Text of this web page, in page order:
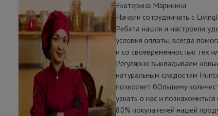
Екатерина Маринина
Начали сотрудничать с
Ребята нашли и настроили
условия оплаты, всегда
и со своевременностью тех
Регулярно выкладываем
натуральным сладостям
позволяет бОльшему
узнать о нас и познакомиться
80% покупателей нашей